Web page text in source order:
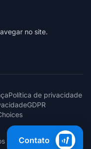
no site.
Política de privacidade
GDPR
direitos reservados.
Contato